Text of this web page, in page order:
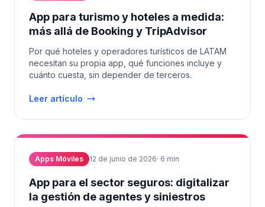
App para turismo y hoteles a medida:
más allá de Booking y TripAdvisor
Por qué hoteles y operadores turísticos de LATAM
necesitan su propia app, qué funciones incluye y
cuánto cuesta, sin depender de terceros.
Leer artículo
Apps Móviles 12 de junio de 2026· 6 min
App para el sector seguros: digitalizar
la gestión de agentes y siniestros